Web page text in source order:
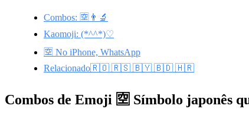
Combos: 🈳👨‍🔬
Kaomoji: (*^^*)♡
🈳 No iPhone, WhatsApp
Relacionado🇷🇴 🇷🇸 🇧🇾 🇧🇩 🇭🇷
Combos de Emoji 🈳 Símbolo japonês